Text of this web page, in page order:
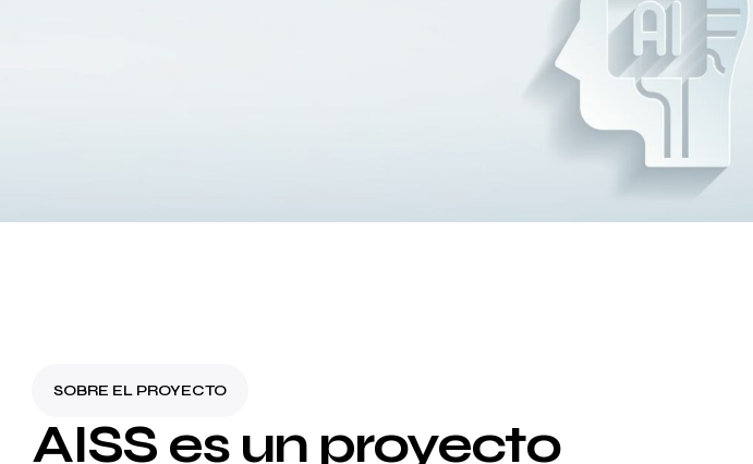
SOBRE EL PROYECTO
AISS es un proyecto